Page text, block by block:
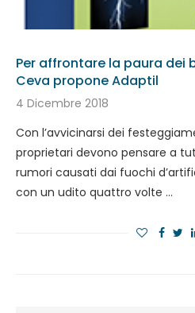
Per affrontare la paura dei
Ceva propone Adaptil
4 Dicembre 2018
Con l’avvicinarsi dei
proprietari devono pensare a
rumori causati dai fuochi
con un udito quattro volte …